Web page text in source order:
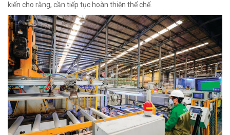
kiến cho rằng, cần tiếp tục hoàn thiện thể chế.